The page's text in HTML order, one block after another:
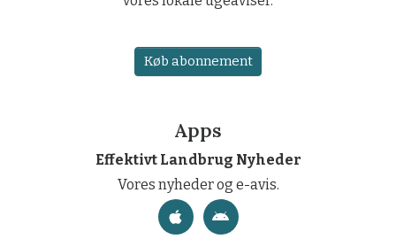
Køb abonnement
Apps
Effektivt Landbrug Nyheder
Vores nyheder og e-avis.